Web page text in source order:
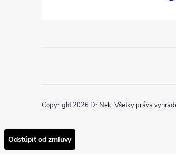
Copyright 2026 Dr Nek. Všetky práva
Odstúpiť od zmluvy